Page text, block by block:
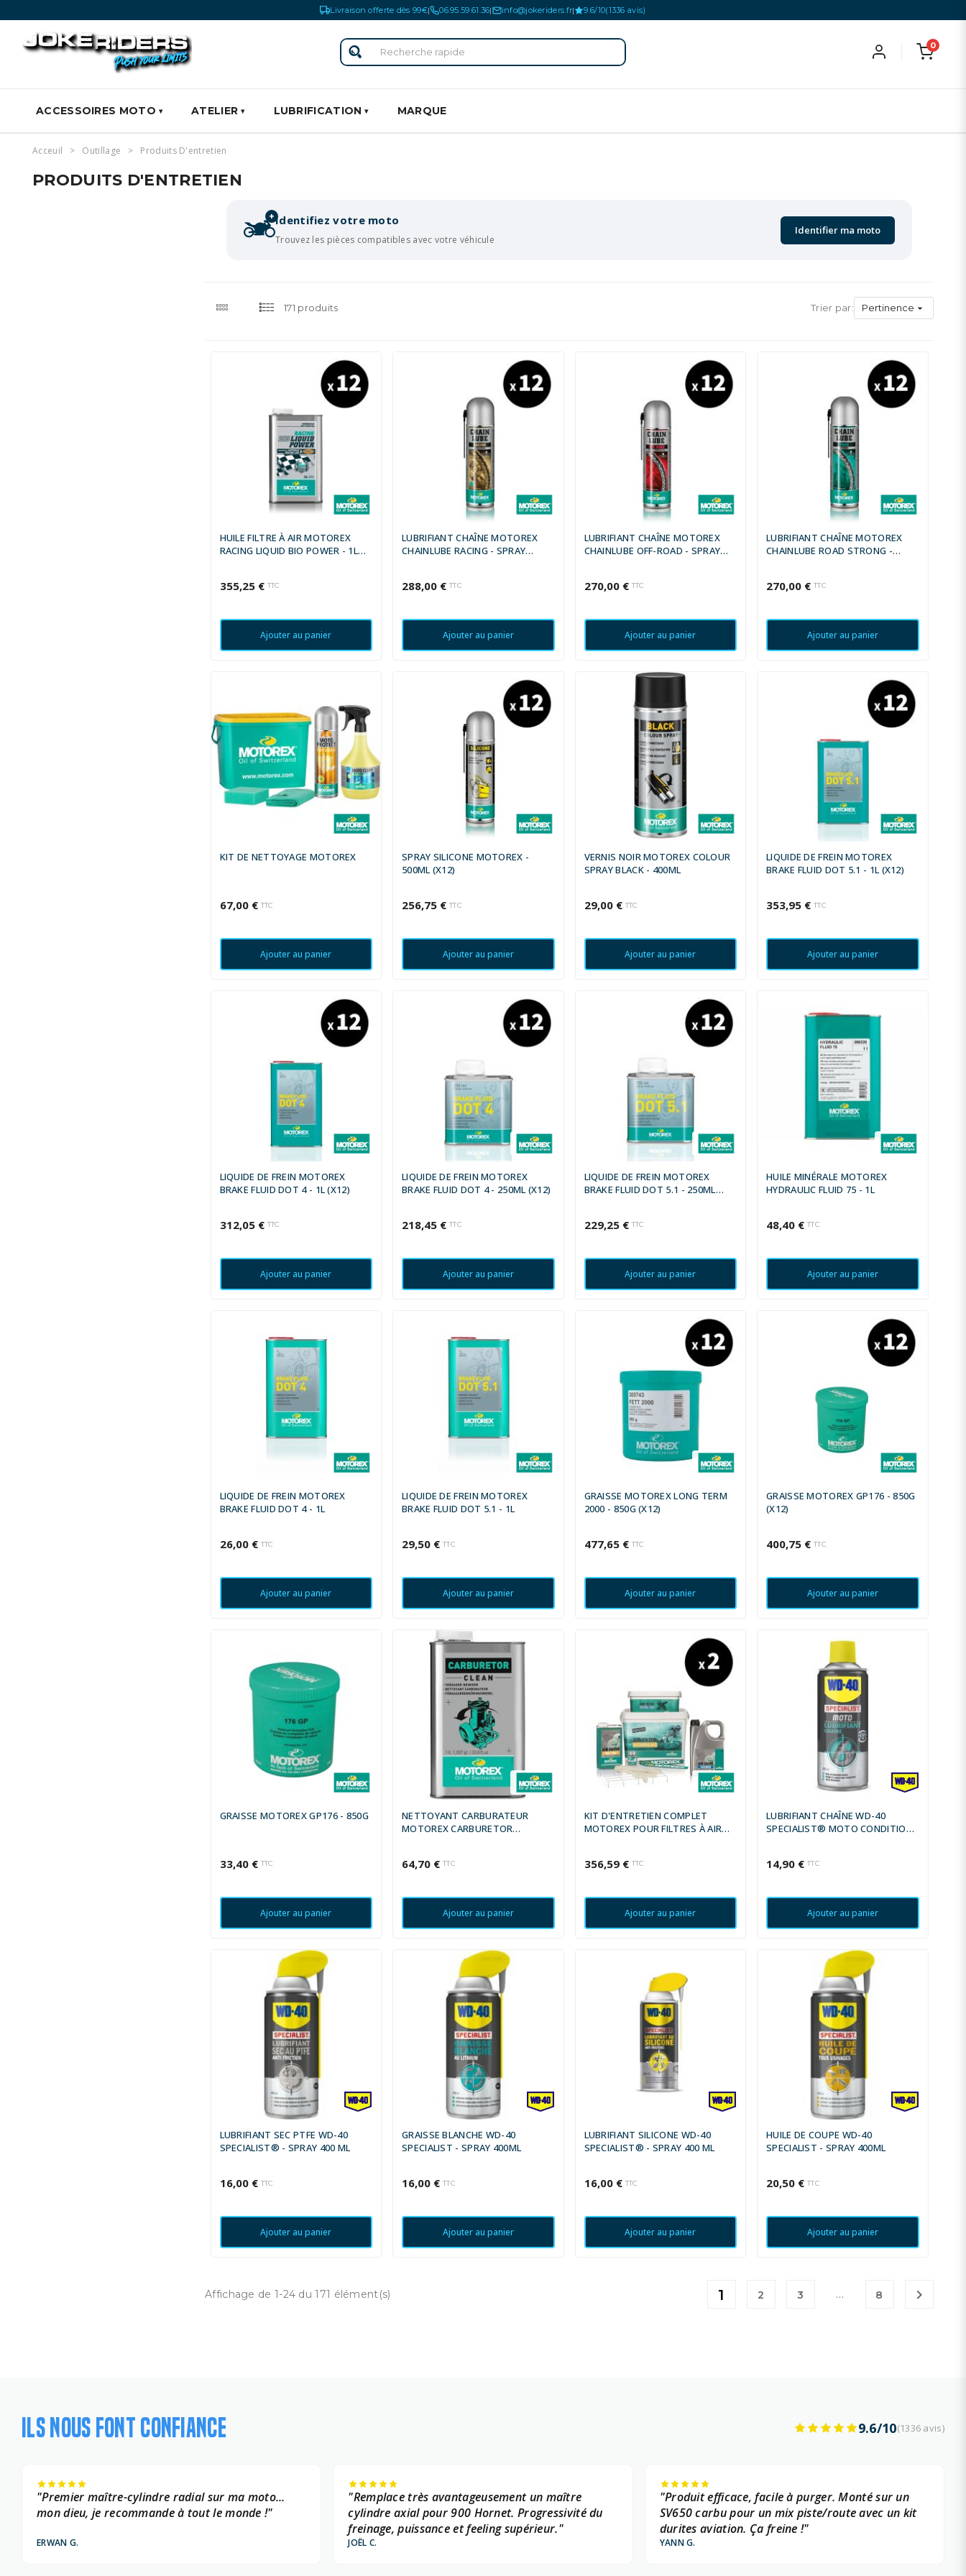
Livraison offerte dès 99€| 06.95.59.61.36| info@jokeriders.fr| 9.6/10(1336 avis)
0
ACCESSOIRES MOTO ATELIER LUBRIFICATION MARQUE
Acceuil Outillage Produits D'entretien
PRODUITS D'ENTRETIEN
+Identifiez votre moto
Trouvez les pièces compatibles avec votre véhicule
Identifier ma moto
171 produits Trier par: Pertinence 
HUILE FILTRE À AIR MOTOREX
RACING LIQUID BIO POWER - 1L
355,25 € TTC
Ajouter au panier
LUBRIFIANT CHAÎNE MOTOREX
CHAINLUBE RACING - SPRAY
288,00 € TTC
Ajouter au panier
LUBRIFIANT CHAÎNE MOTOREX
CHAINLUBE OFF-ROAD - SPRAY
270,00 € TTC
Ajouter au panier
LUBRIFIANT CHAÎNE MOTOREX
CHAINLUBE ROAD STRONG -
270,00 € TTC
Ajouter au panier
KIT DE NETTOYAGE MOTOREX
67,00 € TTC
Ajouter au panier
SPRAY SILICONE MOTOREX -
500ML (X12)
256,75 € TTC
Ajouter au panier
VERNIS NOIR MOTOREX COLOUR
SPRAY BLACK - 400ML
29,00 € TTC
Ajouter au panier
LIQUIDE DE FREIN MOTOREX
BRAKE FLUID DOT 5.1 - 1L (X12)
353,95 € TTC
Ajouter au panier
LIQUIDE DE FREIN MOTOREX
BRAKE FLUID DOT 4 - 1L (X12)
312,05 € TTC
Ajouter au panier
LIQUIDE DE FREIN MOTOREX
BRAKE FLUID DOT 4 - 250ML (X12)
218,45 € TTC
Ajouter au panier
LIQUIDE DE FREIN MOTOREX
BRAKE FLUID DOT 5.1 - 250ML
229,25 € TTC
Ajouter au panier
HUILE MINÉRALE MOTOREX
HYDRAULIC FLUID 75 - 1L
48,40 € TTC
Ajouter au panier
LIQUIDE DE FREIN MOTOREX
BRAKE FLUID DOT 4 - 1L
26,00 € TTC
Ajouter au panier
LIQUIDE DE FREIN MOTOREX
BRAKE FLUID DOT 5.1 - 1L
29,50 € TTC
Ajouter au panier
GRAISSE MOTOREX LONG TERM
2000 - 850G (X12)
477,65 € TTC
Ajouter au panier
GRAISSE MOTOREX GP176 - 850G
(X12)
400,75 € TTC
Ajouter au panier
GRAISSE MOTOREX GP176 - 850G
33,40 € TTC
Ajouter au panier
NETTOYANT CARBURATEUR
MOTOREX CARBURETOR
64,70 € TTC
Ajouter au panier
KIT D'ENTRETIEN COMPLET
MOTOREX POUR FILTRES À AIR
356,59 € TTC
Ajouter au panier
LUBRIFIANT CHAÎNE WD-40
SPECIALIST® MOTO CONDITIONS
14,90 € TTC
Ajouter au panier
LUBRIFIANT SEC PTFE WD-40
SPECIALIST® - SPRAY 400 ML
16,00 € TTC
Ajouter au panier
GRAISSE BLANCHE WD-40
SPECIALIST - SPRAY 400ML
16,00 € TTC
Ajouter au panier
LUBRIFIANT SILICONE WD-40
SPECIALIST® - SPRAY 400 ML
16,00 € TTC
Ajouter au panier
HUILE DE COUPE WD-40
SPECIALIST - SPRAY 400ML
20,50 € TTC
Ajouter au panier
Affichage de 1-24 du 171 élément(s) 1 2 3 … 8 
ILS NOUS FONT CONFIANCE 9.6/10(1336 avis)
"Premier maître-cylindre radial sur ma moto...
mon dieu, je recommande à tout le monde !"
ERWAN G.
"Remplace très avantageusement un maître
cylindre axial pour 900 Hornet. Progressivité du
freinage, puissance et feeling supérieur."
JOËL C.
"Produit efficace, facile à purger. Monté sur un
SV650 carbu pour un mix piste/route avec un kit
durites aviation. Ça freine !"
YANN G.